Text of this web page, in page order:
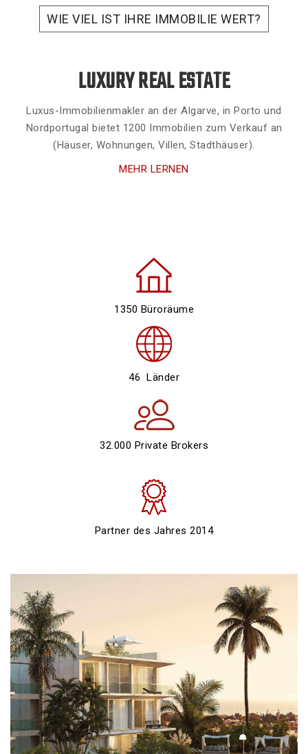
WIE VIEL IST IHRE IMMOBILIE WERT?
LUXURY REAL ESTATE
Luxus-Immobilienmakler an der Algarve, in Porto und
Nordportugal bietet 1200 Immobilien zum Verkauf an
(Häuser, Wohnungen, Villen, Stadthäuser).
MEHR LERNEN
1350 Büroräume
46 Länder
32.000 Private Brokers
Partner des Jahres 2014